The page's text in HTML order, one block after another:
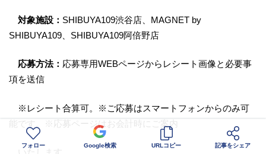
対象施設： SHIBUYA109渋谷店、MAGNET by
SHIBUYA109、SHIBUYA109阿倍野店
応募方法： 応募専用WEBページからレシート画像と必要事
項を送信
※レシート合算可。※ご応募はスマートフォンからのみ可
能です。※応募ページはお会計時にご案内
フォロー Google検索 URLコピー 記事をシェア